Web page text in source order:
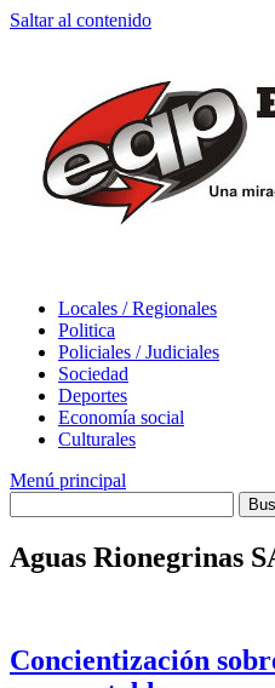
Saltar al contenido
Locales / Regionales
Politica
Policiales / Judiciales
Sociedad
Deportes
Economía social
Culturales
Menú principal
Aguas Rionegrinas
Concientización